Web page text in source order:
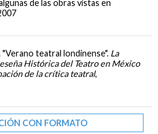
de las obras vistas en
"Verano teatral londinense". La
Histórica del Teatro en México
de la crítica teatral,
CON FORMATO